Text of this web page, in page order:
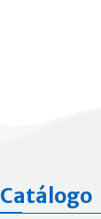
Catálogo